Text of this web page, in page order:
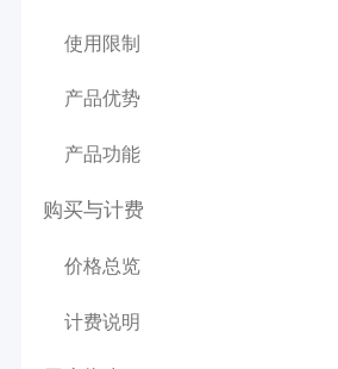
使用限制
产品优势
产品功能
购买与计费
价格总览
计费说明